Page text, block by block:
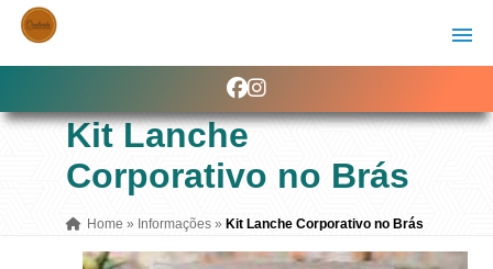
Kit Lanche
Corporativo no Brás
Home » Informações » Kit Lanche Corporativo no Brás